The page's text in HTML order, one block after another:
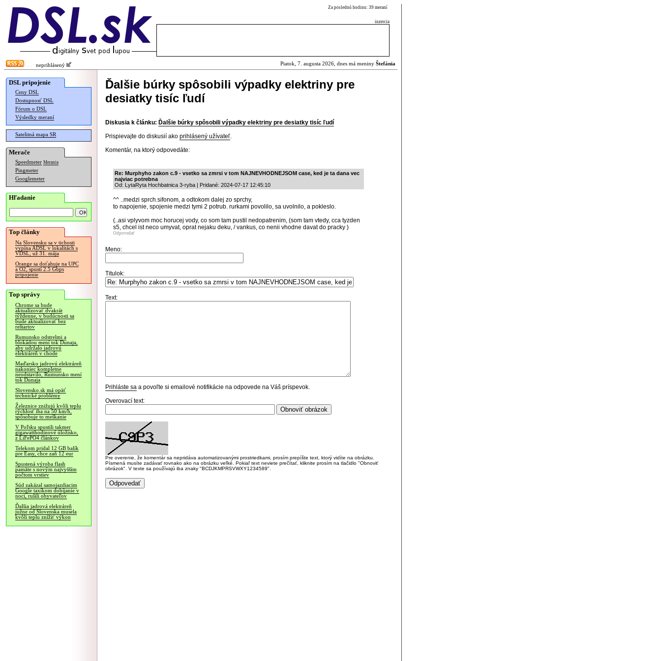
Za poslednú hodinu: 39 meraní
inzercia
neprihlásený Piatok, 7. augusta 2026, dnes má meniny Štefánia
DSL pripojenie
Ceny DSL
Dostupnosť DSL
Fórum o DSL
Výsledky meraní
Satelitná mapa SR
Merače
Speedmeter Merania
Pingmeter
Googlemeter
Hľadanie
Top články
Na Slovensku sa v tichosti
vypína ADSL v lokalitách s
VDSL, už 31. mája
Orange sa doťahuje na UPC
a O2, spustí 2.5 Gbps
pripojenie
Top správy
Chrome sa bude
aktualizovať dvakrát
týždenne, v budúcnosti sa
bude aktualizovať bez
reštartov
Rumunsko odstrelmi a
blokádou mení tok Dunaja,
aby udržalo jadrovú
elektráreň v chode
Maďarsko jadrovú elektráreň
nakoniec kompletne
neodstavilo, Rumunsko mení
tok Dunaja
Slovensko.sk má opäť
technické problémy
Železnice znižujú kvôli teplu
rýchlosť iba na 50 km/h,
spôsobuje to meškanie
V Poľsku spustili takmer
gigawatthodinové úložisko,
z LiFePO4 článkov
Telekom pridal 12 GB balík
pre Easy, chce zaň 12 eur
Spustená výroba flash
pamäte s novým najvyšším
počtom vrstiev
Súd zakázal samojazdiacim
Google taxíkom dobíjanie v
noci, rušili obyvateľov
Ďalšia jadrová elektráreň
južne od Slovenska musela
kvôli teplu znížiť výkon
Ďalšie búrky spôsobili výpadky elektriny pre
desiatky tisíc ľudí
Diskusia k článku: Ďalšie búrky spôsobili výpadky elektriny pre desiatky tisíc ľudí
Prispievajte do diskusií ako prihlásený užívateľ.
Komentár, na ktorý odpovedáte:
Re: Murphyho zakon c.9 - vsetko sa zmrsi v tom NAJNEVHODNEJSOM case, ked je ta dana vec
najviac potrebna
Od: LytaRyta Hochbatnica 3-ryba | Pridané: 2024-07-17 12:45:10
^^ ..medzi sprch.sifonom, a odtokom dalej zo sprchy,
to napojenie, spojenie medzi tymi 2 potrub. rurkami povolilo, sa uvolnilo, a pokleslo.
(..asi vplyvom moc horucej vody, co som tam pustil nedopatrenim, (som tam vtedy, cca tyzden
s5, chcel ist neco umyvat, oprat nejaku deku, / vankus, co nenii vhodne davat do pracky )
Odpovedať
Meno:
Titulok:
Text:
Prihláste sa a povoľte si emailové notifikácie na odpovede na Váš príspevok.
Overovací text:
Pre overenie, že komentár sa nepridáva automatizovanými prostriedkami, prosím prepíšte text, ktorý vidíte na obrázku.
Písmená musíte zadávať rovnako ako na obrázku veľké. Pokiaľ text neviete prečítať, kliknite prosím na tlačidlo "Obnoviť
obrázok". V texte sa používajú iba znaky "BCDJKMPRSVWXY1234589".